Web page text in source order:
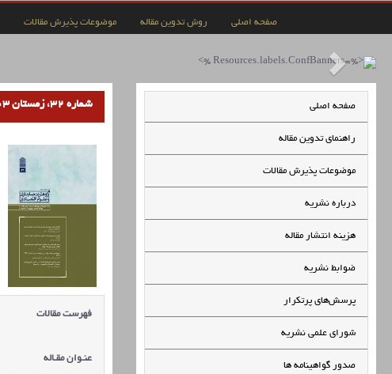
صفحه اصلی روش تدوین مقاله موضوعات پذیرش مقالات
صفحه اصلی
راهنمای تدوین مقاله
موضوعات پذیرش مقالات
درباره نشریه
هزینه انتشار مقاله
ضوابط نشریه
پرسش‌های پرتکرار
شورای علمی نشریه
صدور گواهینامه ها
شماره 32، زمستان 1403
فهرست مقالات
عنـوان مقـاله